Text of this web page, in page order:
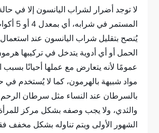
لا توجد أضرار لشراب اليانسون إلا في
المستمر في
يُنصح بتقليل شراب اليانسون عند استعمال
الحمل أو أي أدوية يتدخل في تركيبها
عمومًا لأنه يتعارض مع عملها أحيانًا بسبب
مواد شبيهة بالهرمون، كما لا يُستخدم في
بالسرطان عند النساء مثل سرطان
والثدي، ولا يجب وصفه بشكل مركز
الشهور الأولى ويتم تناوله بشكل مخفف